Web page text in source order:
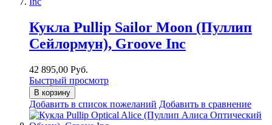
Кукла Pullip Sailor Moon (Пуллип
Сейлормун), Groove Inc
42 895,00 Руб.
Быстрый просмотр
В корзину
Добавить в список пожеланий Добавить в сравнение